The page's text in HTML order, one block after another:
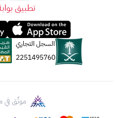
تطبيق
السجل التجاري
2251495760
موثّق في